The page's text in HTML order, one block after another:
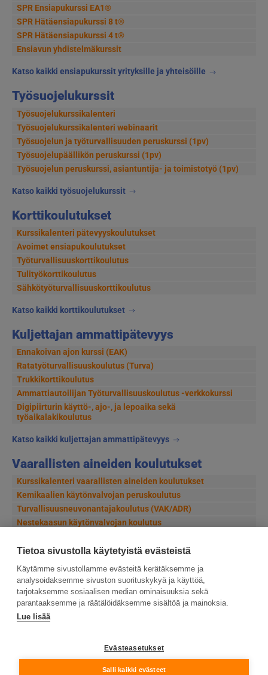
Tietoa sivustolla käytetyistä evästeistä
Käytämme sivustollamme evästeitä kerätäksemme ja
analysoidaksemme sivuston suorituskykyä ja käyttöä,
tarjotaksemme sosiaalisen median ominaisuuksia sekä
parantaaksemme ja räätälöidäksemme sisältöä ja mainoksia.
Lue lisää
Evästeasetukset
Salli kaikki evästeet
SPR Ensiapukurssi EA1®
SPR Hätäensiapukurssi 8 t®
SPR Hätäensiapukurssi 4 t®
Ensiavun yhdistelmäkurssit
Katso kaikki ensiapukurssit yrityksille ja yhteisöille
Työsuojelukurssit
Työsuojelukurssikalenteri
Työsuojelukurssikalenteri webinaarit
Työsuojelun ja työturvallisuuden peruskurssi (1pv)
Työsuojelupäällikön peruskurssi (1pv)
Työsuojelun peruskurssi, asiantuntija- ja toimistotyö (1pv)
Katso kaikki työsuojelukurssit
Korttikoulutukset
Kurssikalenteri pätevyyskoulutukset
Avoimet ensiapukoulutukset
Työturvallisuuskorttikoulutus
Tulityökorttikoulutus
Sähkötyöturvallisuuskorttikoulutus
Katso kaikki korttikoulutukset
Kuljettajan ammattipätevyys
Ennakoivan ajon kurssi (EAK)
Ratatyöturvallisuuskoulutus (Turva)
Trukkikorttikoulutus
Ammattiautoilijan Työturvallisuuskoulutus -verkkokurssi
Digipiirturin käyttö-, ajo-, ja lepoaika sekä
työaikalakikoulutus
Katso kaikki kuljettajan ammattipätevyys
Vaarallisten aineiden koulutukset
Kurssikalenteri vaarallisten aineiden koulutukset
Kemikaalien käytönvalvojan peruskoulutus
Turvallisuusneuvonantajakoulutus (VAK/ADR)
Nestekaasun käytönvalvojan koulutus
Katso kaikki vaarallisten aineiden koulutukset
Tietosuojaseloste ja evästeiden käyttö